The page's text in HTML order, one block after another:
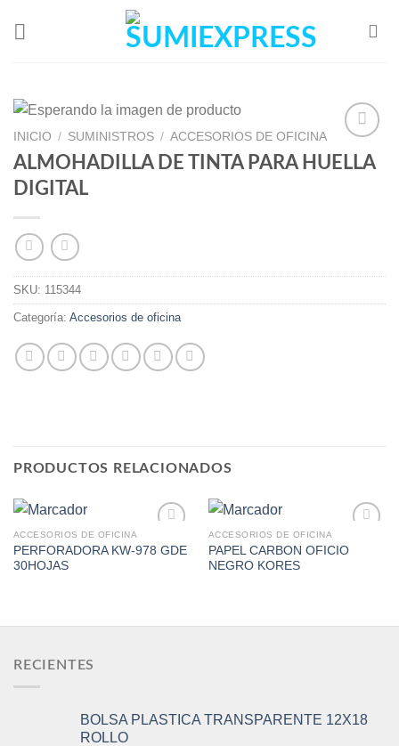
INICIO / SUMINISTROS / ACCESORIOS DE OFICINA
ALMOHADILLA DE TINTA PARA HUELLA
DIGITAL
SKU: 115344
Categoría: Accesorios de oficina
PRODUCTOS RELACIONADOS
ACCESORIOS DE OFICINA
PERFORADORA KW-978 GDE
30HOJAS
ACCESORIOS DE OFICINA
PAPEL CARBON OFICIO
NEGRO KORES
RECIENTES
BOLSA PLASTICA TRANSPARENTE 12X18
ROLLO